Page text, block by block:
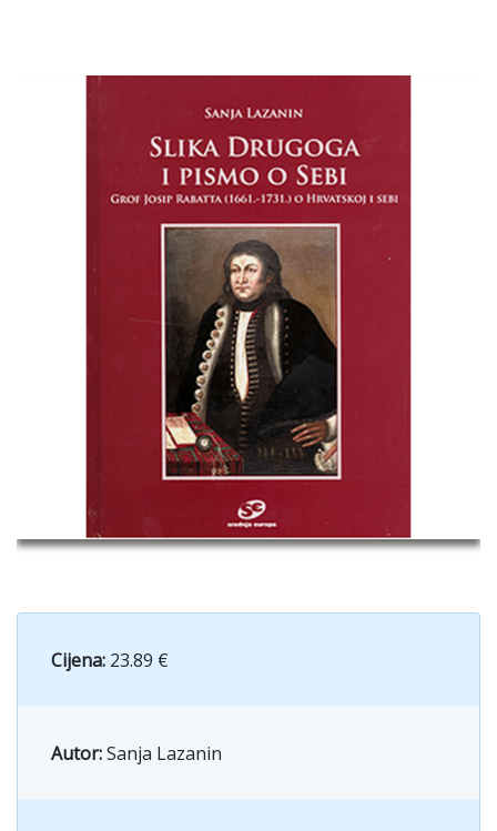
Cijena: 23.89 €
Autor:Sanja Lazanin